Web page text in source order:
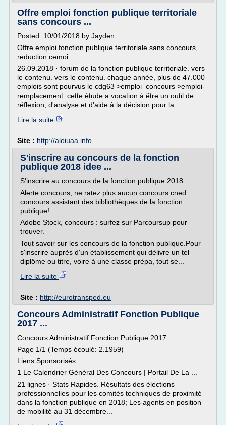
Offre emploi fonction publique territoriale
sans concours ...
Posted: 10/01/2018 by Jayden
Offre emploi fonction publique territoriale sans concours,
reduction cemoi
26.09.2018 · forum de la fonction publique territoriale. vers
le contenu. vers le contenu. chaque année, plus de 47.000
emplois sont pourvus le cdg63 >emploi_concours >emploi-
remplacement. cette étude a vocation à être un outil de
réflexion, d'analyse et d'aide à la décision pour la...
Lire la suite
Site : http://aloiuaa.info
S'inscrire au concours de la fonction
publique 2018 idee ...
S'inscrire au concours de la fonction publique 2018
Alerte concours, ne ratez plus aucun concours cned
concours assistant des bibliothèques de la fonction
publique!
Adobe Stock, concours : surfez sur Parcoursup pour
trouver.
Tout savoir sur les concours de la fonction publique.Pour
s'inscrire auprès d'un établissement qui délivre un tel
diplôme ou titre, voire à une classe prépa, tout se...
Lire la suite
Site : http://eurotransped.eu
Concours Administratif Fonction Publique
2017 ...
Concours Administratif Fonction Publique 2017
Page 1/1 (Temps écoulé: 2.1959)
Liens Sponsorisés
1 Le Calendrier Général Des Concours | Portail De La ...
21 lignes · Stats Rapides. Résultats des élections
professionnelles pour les comités techniques de proximité
dans la fonction publique en 2018; Les agents en position
de mobilité au 31 décembre...